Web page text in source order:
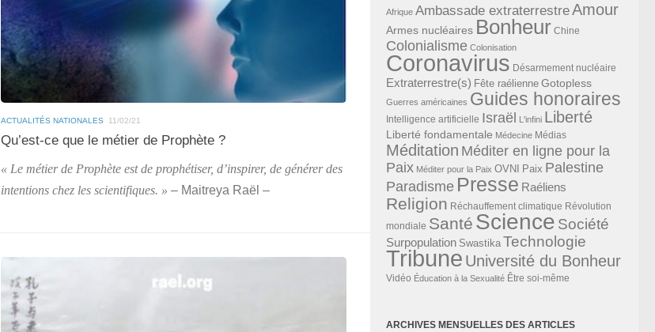
ACTUALITÉS NATIONALES 11/02/21
Qu’est-ce que le métier de Prophète ?
« Le métier de Prophète est de prophétiser, d’inspirer, de générer des
intentions chez les scientifiques. » – Maitreya Raël –
Afrique Ambassade extraterrestreAmour
Armes nucléaires Bonheur Chine
Colonialisme Colonisation
Coronavirus Désarmement nucléaire
Extraterrestre(s) Fête raélienne Gotopless
Guerres américaines Guides honoraires
Intelligence artificielle Israël L'infini Liberté
Liberté fondamentale Médecine Médias
Méditation Méditer en ligne pour la
Paix Méditer pour la Paix OVNI Paix Palestine
Paradisme Presse Raéliens
Religion Réchauffement climatique Révolution
mondiale Santé Science Société
Surpopulation Swastika Technologie
Tribune Université du Bonheur
Vidéo Éducation à la Sexualité Être soi-même
ARCHIVES MENSUELLES DES ARTICLES